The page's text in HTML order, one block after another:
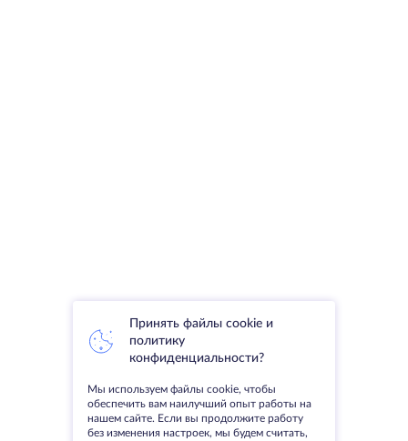
Принять файлы cookie и
политику
конфиденциальности?
Мы используем файлы cookie, чтобы
обеспечить вам наилучший опыт работы на
нашем сайте. Если вы продолжите работу
без изменения настроек, мы будем считать,